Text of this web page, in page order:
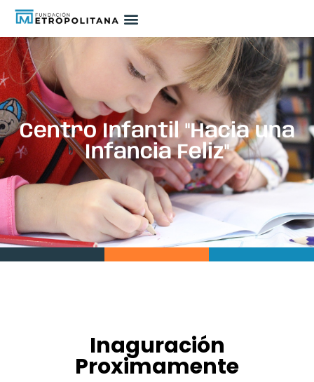
Centro Infantil "Hacia una
Infancia Feliz"
Inaguración
Proximamente